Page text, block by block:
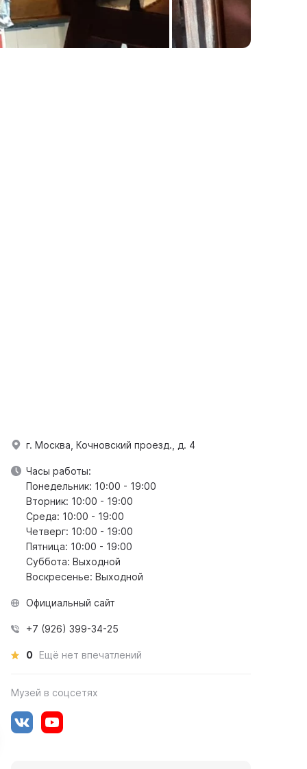
г. Москва, Кочновский проезд., д. 4
Часы работы:
Понедельник: 10:00 - 19:00
Вторник: 10:00 - 19:00
Среда: 10:00 - 19:00
Четверг: 10:00 - 19:00
Пятница: 10:00 - 19:00
Суббота: Выходной
Воскресенье: Выходной
Официальный сайт
+7 (926) 399-34-25
0 Ещё нет впечатлений
Музей в соцсетях